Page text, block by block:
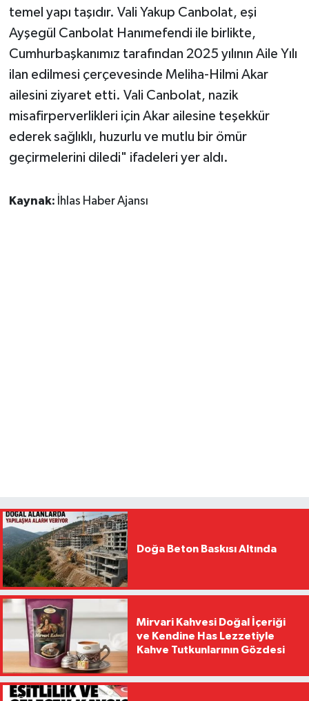
temel yapı taşıdır. Vali Yakup Canbolat, eşi
Ayşegül Canbolat Hanımefendi ile birlikte,
Cumhurbaşkanımız tarafından 2025 yılının Aile Yılı
ilan edilmesi çerçevesinde Meliha-Hilmi Akar
ailesini ziyaret etti. Vali Canbolat, nazik
misafirperverlikleri için Akar ailesine teşekkür
ederek sağlıklı, huzurlu ve mutlu bir ömür
geçirmelerini diledi" ifadeleri yer aldı.
Kaynak: İhlas Haber Ajansı
Doğa Beton Baskısı Altında
Mirvari Kahvesi Doğal İçeriği
ve Kendine Has Lezzetiyle
Kahve Tutkunlarının Gözdesi